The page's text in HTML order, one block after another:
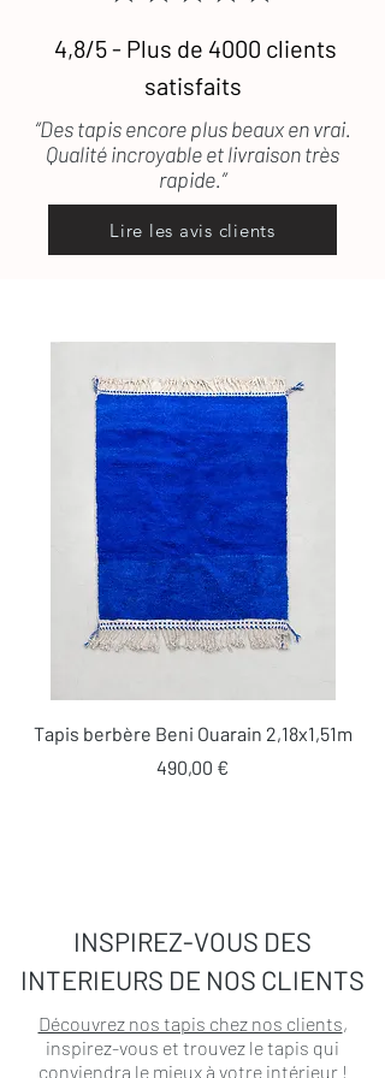
4,8/5 - Plus de 4000 clients
satisfaits
“Des tapis encore plus beaux en vrai.
Qualité incroyable et livraison très
rapide.”
Lire les avis clients
Tapis berbère Beni Ouarain 2,18x1,51m
Prix
490,00 €
INSPIREZ-VOUS DES
INTERIEURS DE NOS CLIENTS
Découvrez nos tapis chez nos clients,
inspirez-vous et trouvez le tapis qui
conviendra le mieux à votre intérieur !